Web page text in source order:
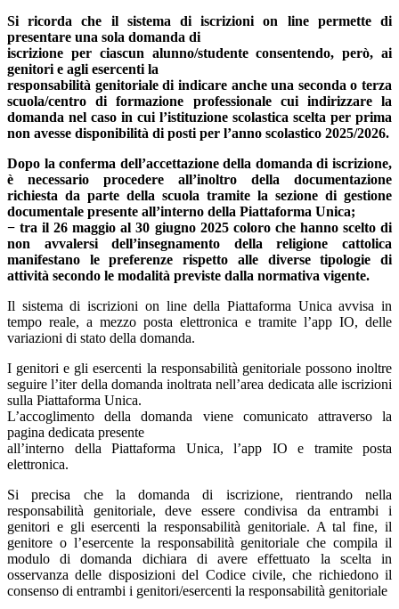
Si ricorda che il sistema di iscrizioni on line permette di
presentare una sola domanda di
iscrizione per ciascun alunno/studente consentendo, però, ai
genitori e agli esercenti la
responsabilità genitoriale di indicare anche una seconda o terza
scuola/centro di formazione professionale cui indirizzare la
domanda nel caso in cui l’istituzione scolastica scelta per prima
non avesse disponibilità di posti per l’anno scolastico 2025/2026.
Dopo la conferma dell’accettazione della domanda di iscrizione,
è necessario procedere all’inoltro della documentazione
richiesta da parte della scuola tramite la sezione di gestione
documentale presente all’interno della Piattaforma Unica;
− tra il 26 maggio al 30 giugno 2025 coloro che hanno scelto di
non avvalersi dell’insegnamento della religione cattolica
manifestano le preferenze rispetto alle diverse tipologie di
attività secondo le modalità previste dalla normativa vigente.
Il sistema di iscrizioni on line della Piattaforma Unica avvisa in
tempo reale, a mezzo posta elettronica e tramite l’app IO, delle
variazioni di stato della domanda.
I genitori e gli esercenti la responsabilità genitoriale possono inoltre
seguire l’iter della domanda inoltrata nell’area dedicata alle iscrizioni
sulla Piattaforma Unica.
L’accoglimento della domanda viene comunicato attraverso la
pagina dedicata presente
all’interno della Piattaforma Unica, l’app IO e tramite posta
elettronica.
Si precisa che la domanda di iscrizione, rientrando nella
responsabilità genitoriale, deve essere condivisa da entrambi i
genitori e gli esercenti la responsabilità genitoriale. A tal fine, il
genitore o l’esercente la responsabilità genitoriale che compila il
modulo di domanda dichiara di avere effettuato la scelta in
osservanza delle disposizioni del Codice civile, che richiedono il
consenso di entrambi i genitori/esercenti la responsabilità genitoriale